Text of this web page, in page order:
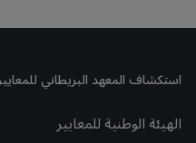
استكشاف المعهد البريطاني
الهيئة الوطنية للمعايير